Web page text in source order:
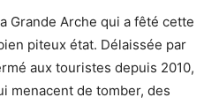
Grande Arche qui a fêté cette
piteux état. Délaissée par
aux touristes depuis 2010,
menacent de tomber, des